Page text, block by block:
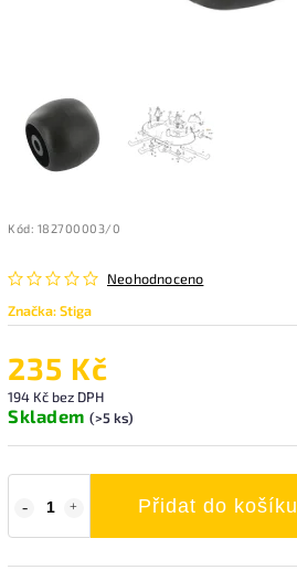
Kód: 182700003/0
Neohodnoceno
Značka:Stiga
235 Kč
194 Kč bez DPH
Skladem (>5 ks)
Přidat do košíku